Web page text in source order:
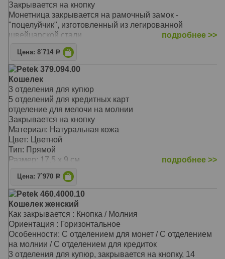
Закрывается на кнопку
Монетница закрывается на рамочный замок -
"поцелуйчик", изготовленный из легированной
швейцарской стали
На внутренней задней стенке расположены три
прорезных кармана для кредитных карточек
На закрывающемся блоке имеются еще пять
прорезных карманов для карточек, окошко для
документов из прозрачной прочной сетки и одно
дополнительное отделение
Перед монетницей на внешней стороне находятся два
кармашка для карточек и одно дополнительное
отделение для бумаг на всю длину портмоне
Материал: Натуральная кожа
Цвет: Чёрный
Тип: прямой
подробнее >>
Цена: 8`714 Р
Petek 379.094.00
Кошелек
3 отделения для купюр
5 отделений для кредитных карт
отделение для мелочи на молнии
Закрывается на кнопку
Материал: Натуральная кожа
Цвет: Цветной
Тип: Прямой
Размер: 17,5 х 9 см
подробнее >>
Цена: 7`970 Р
Petek 460.4000.10
Кошелек женский
Как закрывается : Кнопка / Молния
Ориентация : Горизонтальное
Особенности: С отделением для монет / С отделением
на молнии / С отделением для кредиток
3 отделения для купюр, закрывается на кнопку, 14